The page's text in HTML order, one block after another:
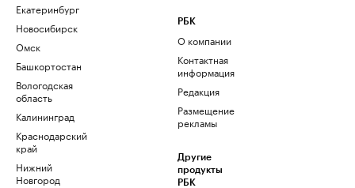
Екатеринбург
Новосибирск
Омск
Башкортостан
Вологодская
область
Калининград
Краснодарский
край
Нижний
Новгород
РБК
О компании
Контактная
информация
Редакция
Размещение
рекламы
Другие
продукты
РБК